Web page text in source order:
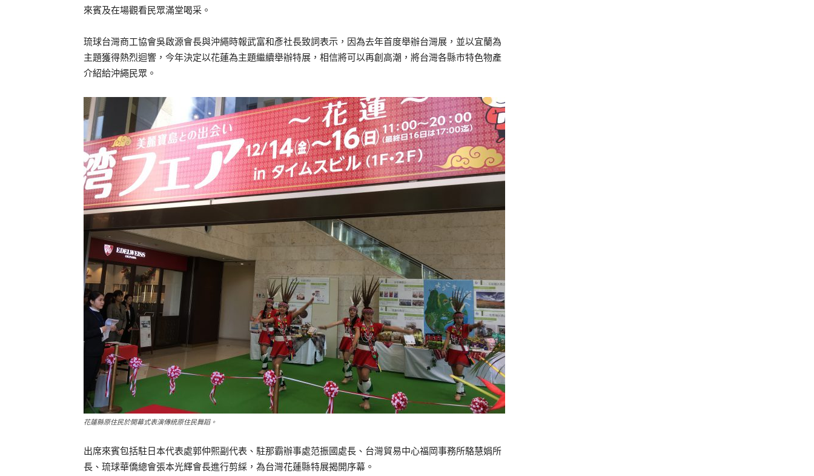
來賓及在場觀看民眾滿堂喝采。
琉球台灣商工協會吳啟源會長與沖繩時報武富和彥社長致詞表示，因為去年首度舉辦台灣展，並以宜蘭為
主題獲得熱烈迴響，今年決定以花蓮為主題繼續舉辦特展，相信將可以再創高潮，將台灣各縣市特色物產
介紹給沖繩民眾。
花蓮縣原住民於開幕式表演傳統原住民舞蹈。
出席來賓包括駐日本代表處郭仲熙副代表、駐那霸辦事處范振國處長、台灣貿易中心福岡事務所駱慧娟所
長、琉球華僑總會張本光輝會長進行剪綵，為台灣花蓮縣特展揭開序幕。